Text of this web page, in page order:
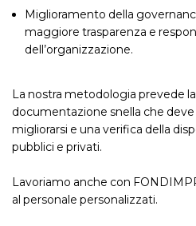
Miglioramento della
maggiore trasparenza e
dell’organizzazione.
La nostra metodologia prevede
documentazione snella che deve
migliorarsi e una verifica della
pubblici e privati.
Lavoriamo anche con
al personale personalizzati.